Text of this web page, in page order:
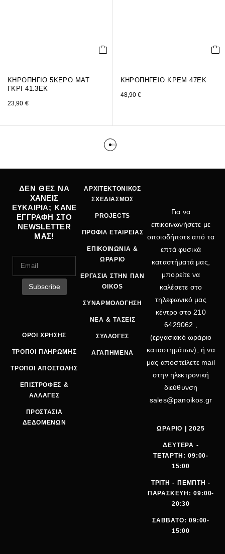
ΚΗΡΟΠΗΓΙΟ 5ΚΕΡΟ ΜΑΤ
ΓΚΡΙ 41.3ΕΚ
23,90 €
ΚΗΡΟΠΗΓΕΙΟ ΚΡΕΜ 47ΕΚ
48,90€
ΔΕΝ ΘΕΣ ΝΑ
ΧΑΝΕΙΣ
ΕΥΚΑΙΡΙΑ; ΚΑΝΕ
ΕΓΓΡΑΦΗ ΣΤΟ
NEWSLETTER
ΜΑΣ!
ΟΡΟΙ ΧΡΗΣΗΣ
ΤΡΟΠΟΙ ΠΛΗΡΩΜΗΣ
ΤΡΟΠΟΙ ΑΠΟΣΤΟΛΗΣ
ΕΠΙΣΤΡΟΦΕΣ &
ΑΛΛΑΓΕΣ
ΠΡΟΣΤΑΣΙΑ
ΔΕΔΟΜΕΝΩΝ
ΑΡΧΙΤΕΚΤΟΝΙΚΟΣ
ΣΧΕΔΙΑΣΜΟΣ
PROJECTS
ΠΡΟΦΙΛ ΕΤΑΙΡΕΙΑΣ
ΕΠΙΚΟΙΝΩΝΙΑ &
ΩΡΑΡΙΟ
ΕΡΓΑΣΙΑ ΣΤΗΝ ΠΑΝ
OIKOS
ΣΥΝΑΡΜΟΛΟΓΗΣΗ
ΝΕΑ & ΤΑΣΕΙΣ
ΣΥΛΛΟΓΕΣ
ΑΓΑΠΗΜΕΝΑ
Για να
επικοινωνήσετε με
οποιοδήποτε από τα
επτά φυσικά
καταστήματά μας,
μπορείτε να
καλέσετε στο
τηλεφωνικό μας
κέντρο στο 210
6429062
(εργασιακό ωράριο
καταστημάτων), ή να
μας αποστείλετε mail
στην ηλεκτρονική
διεύθυνση
sales@panoikos.gr
ΩΡΑΡΙΟ | 2025
ΔΕΥΤΕΡΑ -
ΤΕΤΑΡΤΗ: 09:00-
15:00
ΤΡΙΤΗ - ΠΕΜΠΤΗ -
ΠΑΡΑΣΚΕΥΗ: 09:00-
20:30
ΣΑΒΒΑΤΟ: 09:00-
15:00